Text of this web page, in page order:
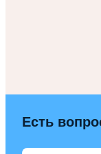
Есть